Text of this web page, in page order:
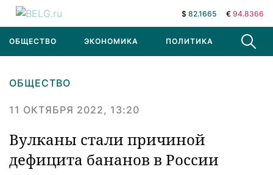
$ 82.1665 € 94.8366
ОБЩЕСТВО ЭКОНОМИКА ПОЛИТИКА В МИРЕ
ОБЩЕСТВО
11 ОКТЯБРЯ 2022, 13:20
Вулканы стали причиной
дефицита бананов в России